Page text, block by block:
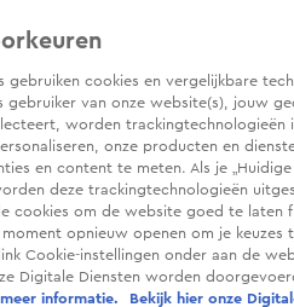
LivestreamsShop
gebruiken cookies en vergelijkbare
gebruiker van onze website(s), jouw
worden trackingtechnologieën
onze producten en
en content te meten. Als je
deze trackingtechnologieën
cookies om de website goed te laten
opnieuw openen om je
Cookie-instellingen onder aan de
Digitale Diensten worden
informatie.
Bekijk hier onze